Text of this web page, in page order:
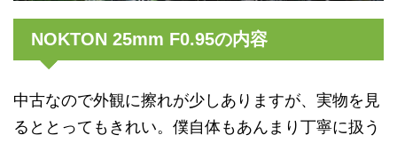
NOKTON 25mm F0.95の内容
中古なので外観に擦れが少しありますが、実物を見
るととってもきれい。僕自体もあんまり丁寧に扱う